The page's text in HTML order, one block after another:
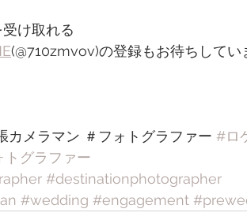
け取れる
(@710zmvov)の登録もお待ちしてい
カメラマン ＃フォトグラファー #ロ
トグラファー
#destinationphotographer
#wedding #engagement